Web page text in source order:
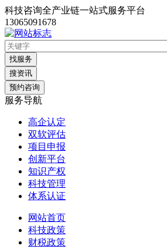
科技咨询全产业链一站式服务平台
13065091678
找服务
搜资讯
预约咨询
服务导航
高企认定
双软评估
项目申报
创新平台
知识产权
科技管理
体系认证
网站首页
科技政策
财税政策